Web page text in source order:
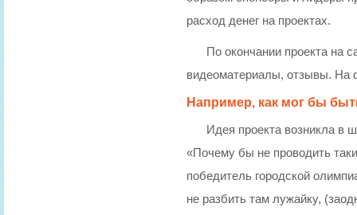
расход денег на проектах.
По окончании проекта на
видеоматериалы, отзывы. На
Например, как мог бы
Идея проекта возникла в
«Почему бы не проводить
победитель городской
не разбить там лужайку,